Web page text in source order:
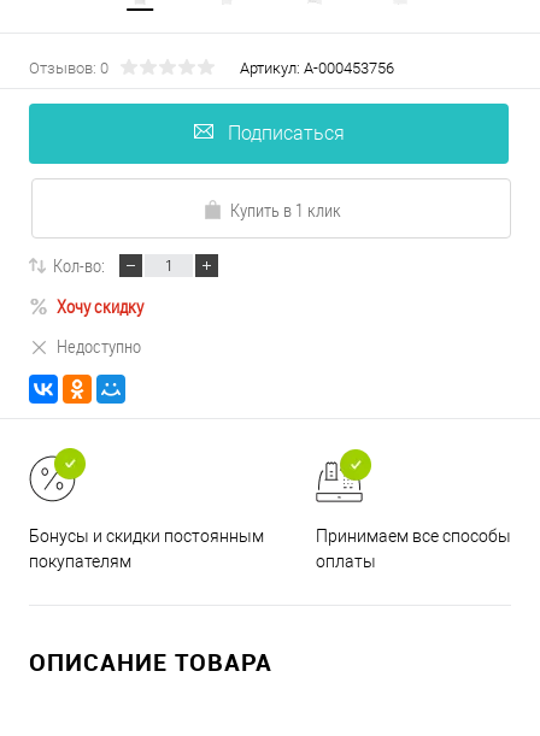
Отзывов: 0 Артикул: А-000453756
Подписаться
Купить в 1 клик
Кол-во:
Хочу скидку
Недоступно
Бонусы и скидки постоянным
покупателям
Принимаем все способы
оплаты
ОПИСАНИЕ ТОВАРА